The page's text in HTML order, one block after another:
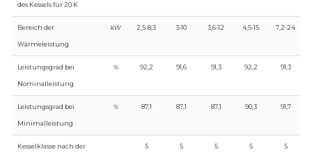
des Kessels für 20 K
Bereich der
Wärmeleistung
kW 2,5-8,3 3-10 3,6-12 4,5-15 7,2-24
Leistungsgrad bei
Nominalleistung
% 92,2 91,6 91,3 92,2 91,3
Leistungsgrad bei
Minimalleistung
% 87,1 87,1 87,1 90,3 91,7
Kesselklasse nach der 5 5 5 5 5